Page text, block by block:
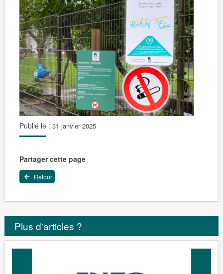
Publié le : 31 janvier 2025
Partager cette page
Retour
Plus d'articles ?